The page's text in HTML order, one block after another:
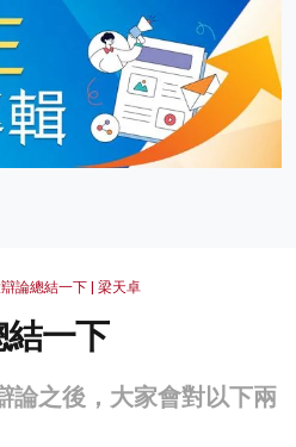
論總結一下 | 梁天卓
一下
論之後，大家會對以下兩